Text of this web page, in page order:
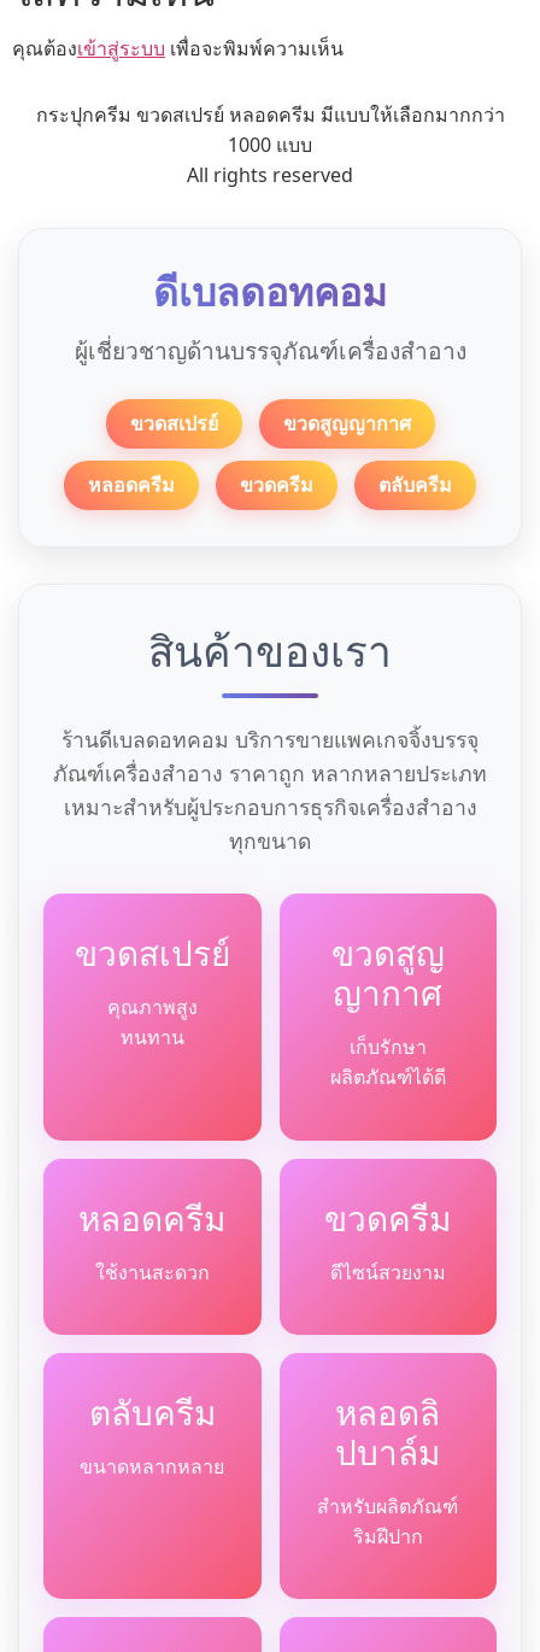
คุณต้องเข้าสู่ระบบ เพื่อจะพิมพ์ความเห็น
กระปุกครีม ขวดสเปรย์ หลอดครีม มีแบบให้เลือกมากกว่า
1000 แบบ
All rights reserved
ดีเบลดอทคอม
ผู้เชี่ยวชาญด้านบรรจุภัณฑ์เครื่องสำอาง
ขวดสเปรย์ ขวดสูญญากาศ
หลอดครีม ขวดครีม ตลับครีม
สินค้าของเรา
ร้านดีเบลดอทคอม บริการขายแพคเกจจิ้งบรรจุ
ภัณฑ์เครื่องสำอาง ราคาถูก หลากหลายประเภท
เหมาะสำหรับผู้ประกอบการธุรกิจเครื่องสำอาง
ทุกขนาด
ขวดสเปรย์
คุณภาพสูง
ทนทาน
ขวดสูญ
ญากาศ
เก็บรักษา
ผลิตภัณฑ์ได้ดี
หลอดครีม
ใช้งานสะดวก
ขวดครีม
ดีไซน์สวยงาม
ตลับครีม
ขนาดหลากหลาย
หลอดลิ
ปบาล์ม
สำหรับผลิตภัณฑ์
ริมฝีปาก